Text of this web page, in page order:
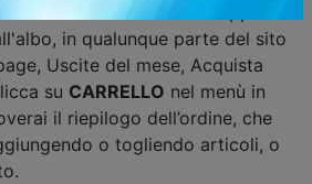
nel carrello clicca sull'apposita
in qualunque parte del sito
Uscite del mese, Acquista
su CARRELLO nel menù in
il riepilogo dell’ordine, che
o togliendo articoli, o